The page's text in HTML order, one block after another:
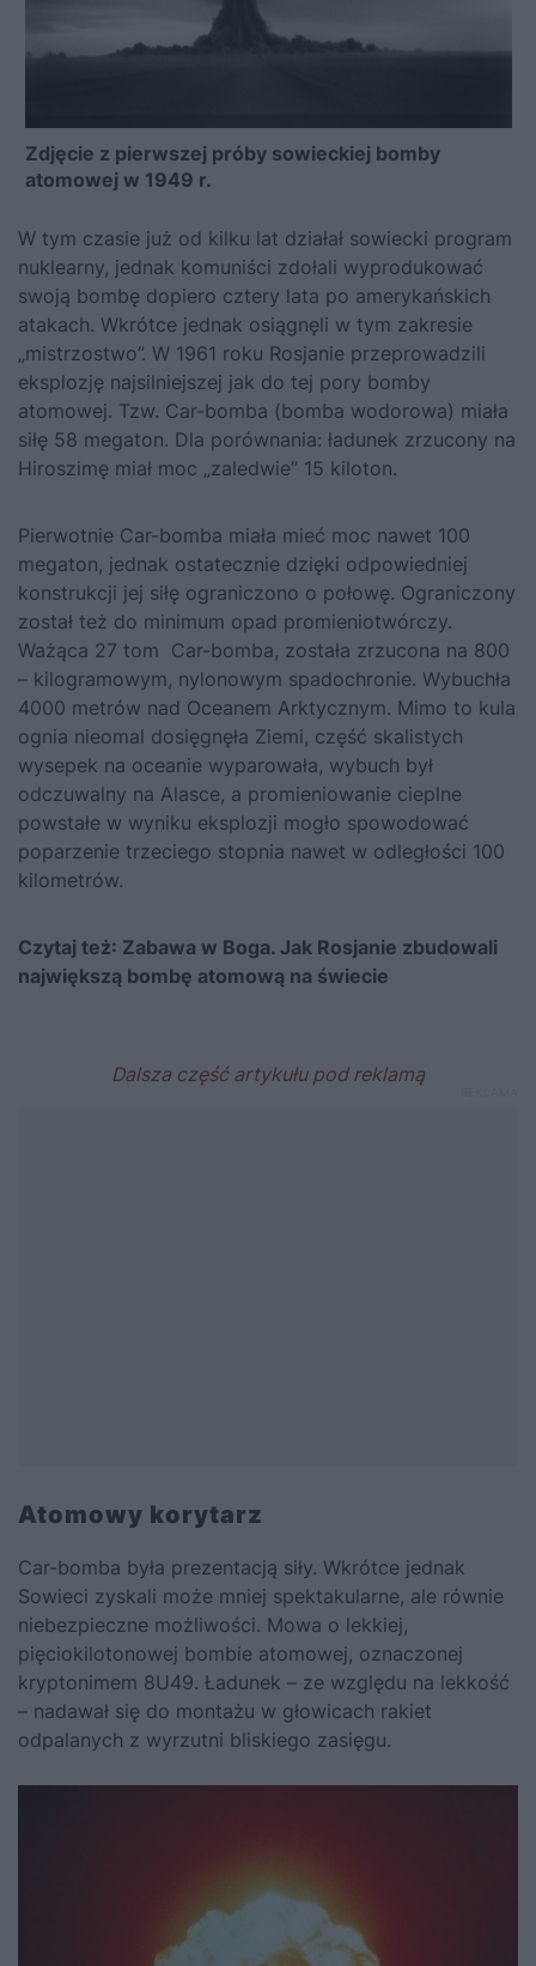
Zdjęcie z pierwszej próby sowieckiej bomby
atomowej w 1949 r.
W tym czasie już od kilku lat działał sowiecki program
nuklearny, jednak komuniści zdołali wyprodukować
swoją bombę dopiero cztery lata po amerykańskich
atakach. Wkrótce jednak osiągnęli w tym zakresie
„mistrzostwo”. W 1961 roku Rosjanie przeprowadzili
eksplozję najsilniejszej jak do tej pory bomby
atomowej. Tzw. Car-bomba (bomba wodorowa) miała
siłę 58 megaton. Dla porównania: ładunek zrzucony na
Hiroszimę miał moc „zaledwie” 15 kiloton.
Pierwotnie Car-bomba miała mieć moc nawet 100
megaton, jednak ostatecznie dzięki odpowiedniej
konstrukcji jej siłę ograniczono o połowę. Ograniczony
został też do minimum opad promieniotwórczy.
Ważąca 27 tom Car-bomba, została zrzucona na 800
– kilogramowym, nylonowym spadochronie. Wybuchła
4000 metrów nad Oceanem Arktycznym. Mimo to kula
ognia nieomal dosięgnęła Ziemi, część skalistych
wysepek na oceanie wyparowała, wybuch był
odczuwalny na Alasce, a promieniowanie cieplne
powstałe w wyniku eksplozji mogło spowodować
poparzenie trzeciego stopnia nawet w odległości 100
kilometrów.
Czytaj też: Zabawa w Boga. Jak Rosjanie zbudowali
największą bombę atomową na świecie
Atomowy korytarz
Car-bomba była prezentacją siły. Wkrótce jednak
Sowieci zyskali może mniej spektakularne, ale równie
niebezpieczne możliwości. Mowa o lekkiej,
pięciokilotonowej bombie atomowej, oznaczonej
kryptonimem 8U49. Ładunek – ze względu na lekkość
– nadawał się do montażu w głowicach rakiet
odpalanych z wyrzutni bliskiego zasięgu.